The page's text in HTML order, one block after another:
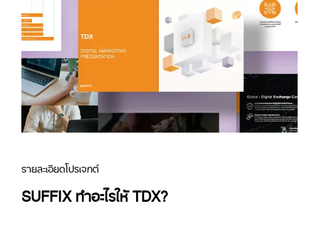
รายละเอียดโปรเจกต์
SUFFIX ทำอะไรให้ TDX?